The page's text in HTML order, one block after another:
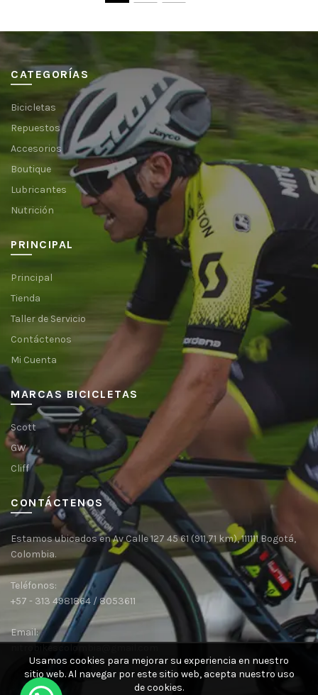
CATEGORÍAS
Bicicletas
Repuestos
Accesorios
Boutique
Lubricantes
Nutrición
PRINCIPAL
Principal
Tienda
Taller de Servicio
Contáctenos
Mi Cuenta
MARCAS BICICLETAS
Scott
GW
Cliff
CONTÁCTENOS
Estamos ubicados en Av Calle 127 45 61 (911,71 km), 111111 Bogotá,
Colombia.
Teléfonos:
+57 - 313 4981864 / 8053611
Email:
Usamos cookies para mejorar su experiencia en nuestro
sitio web.Al navegar por este sitio web, acepta nuestro uso
de cookies.